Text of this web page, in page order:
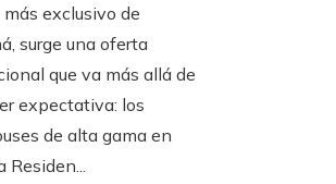
exclusivo de
surge una oferta
que va más allá de
expectativa: los
de alta gama en